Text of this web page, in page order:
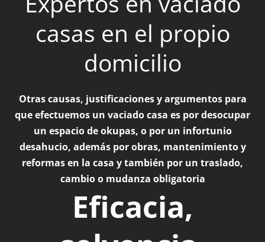
casas en el propio
domicilio
Otras causas, justificaciones y argumentos para
que efectuemos un vaciado casa es por desocupar
un espacio de okupas, o por un infortunio
desahucio, además por obras, mantenimiento y
reformas en la casa y también por un traslado,
cambio o mudanza obligatoria
Eficacia,